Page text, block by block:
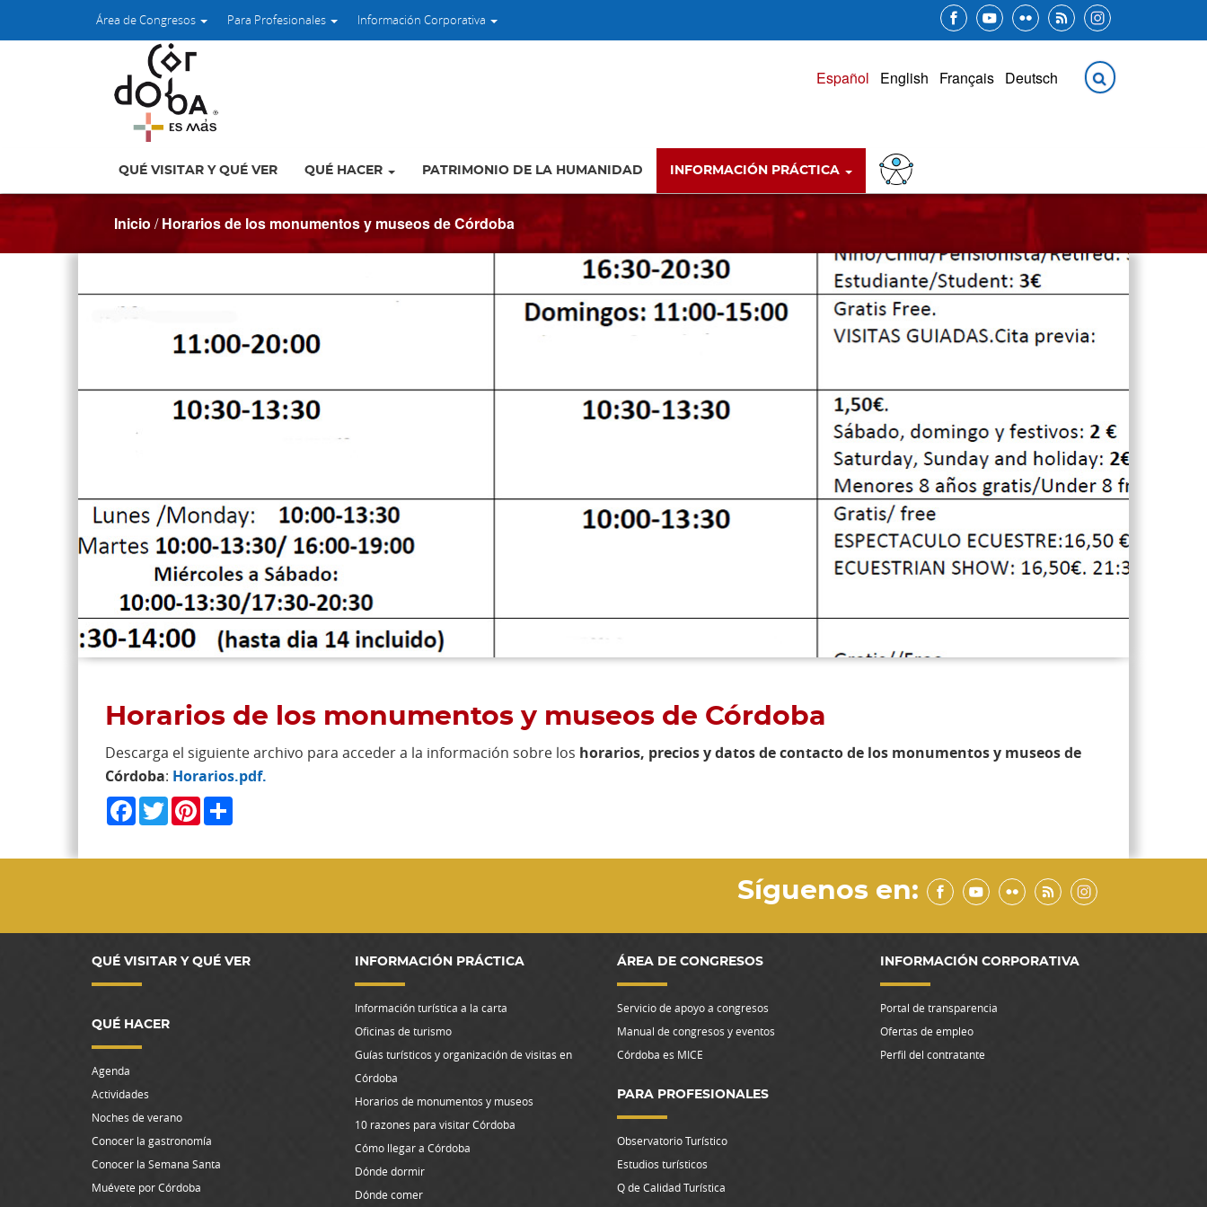
Área de Congresos Para Profesionales Información Corporativa
QUÉ VISITAR Y QUÉ VER QUÉ HACER PATRIMONIO DE LA HUMANIDAD INFORMACIÓN PRÁCTICA
Inicio /Horarios de los monumentos y museos de Córdoba
Horarios de los monumentos y museos de Córdoba
Descarga el siguiente archivo para acceder a la información sobre los horarios, precios y datos de contacto de los monumentos y museos de
Córdoba: Horarios.pdf.
Facebook
TwitterPinterest
Síguenos en:
QUÉ VISITAR Y QUÉ VER
QUÉ HACER
Agenda
Actividades
Noches de verano
Conocer la gastronomía
Conocer la Semana Santa
Muévete por Córdoba
INFORMACIÓN PRÁCTICA
Información turística a la carta
Oficinas de turismo
Guías turísticos y organización de visitas en
Córdoba
Horarios de monumentos y museos
10 razones para visitar Córdoba
Cómo llegar a Córdoba
Dónde dormir
Dónde comer
ÁREA DE CONGRESOS
Servicio de apoyo a congresos
Manual de congresos y eventos
Córdoba es MICE
PARA PROFESIONALES
Observatorio Turístico
Estudios turísticos
Q de Calidad Turística
INFORMACIÓN CORPORATIVA
Portal de transparencia
Ofertas de empleo
Perfil del contratante